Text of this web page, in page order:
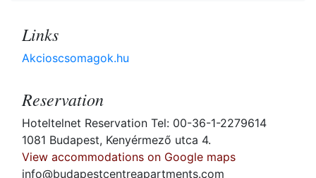
Links
Akcioscsomagok.hu
Reservation
Hoteltelnet Reservation Tel: 00-36-1-2279614
1081 Budapest, Kenyérmező utca 4.
View accommodations on Google maps
info@budapestcentreapartments.com